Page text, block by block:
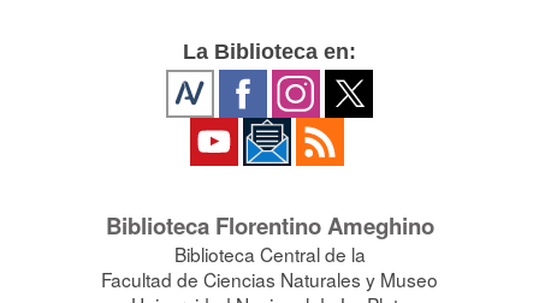
La Biblioteca en:
Biblioteca Florentino Ameghino
Biblioteca Central de la
Facultad de Ciencias Naturales y Museo